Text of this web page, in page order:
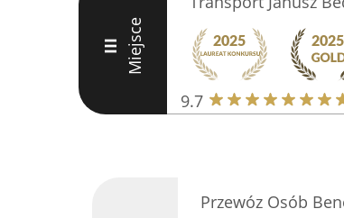
III Miejsce
9.7
Przewóz Osób